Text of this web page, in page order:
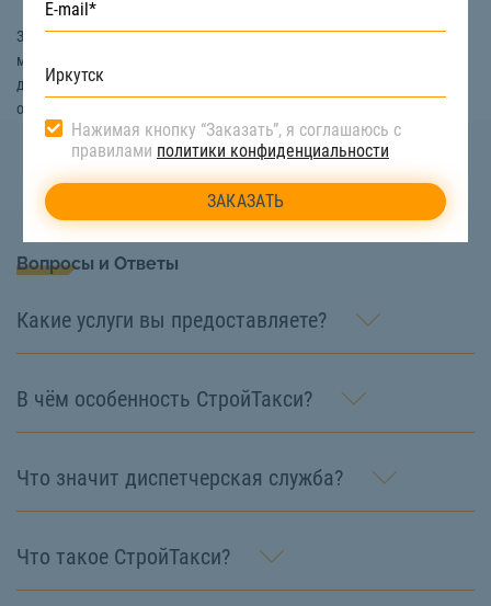
Заказать услуги перевозки комнатных и других цветов в Иркутске
можно на сайте «СтройТакси». Мы предоставим вам рефрижератор
для перевозки цветов в исправном состоянии и под управлением
опытного машиниста. Звоните:
Вопросы и Ответы
Какие услуги вы предоставляете?
В чём особенность СтройТакси?
Что значит диспетчерская служба?
Что такое СтройТакси?
Нажимая кнопку “Заказать”, я соглашаюсь с
правилами политики конфиденциальности